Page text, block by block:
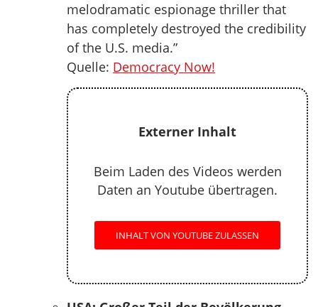
melodramatic espionage thriller that
has completely destroyed the credibility
of the U.S. media.”
Quelle: Democracy Now!
Externer Inhalt
Beim Laden des Videos werden
Daten an Youtube übertragen.
INHALT VON YOUTUBE ZULASSEN